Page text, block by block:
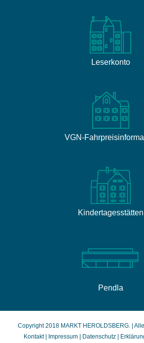
Leserkonto
VGN-
Kindertagesstätten
Pendla
Copyright 2018 MARKT HEROLDSBERG. |
Kontakt
Impressum| Datenschutz|